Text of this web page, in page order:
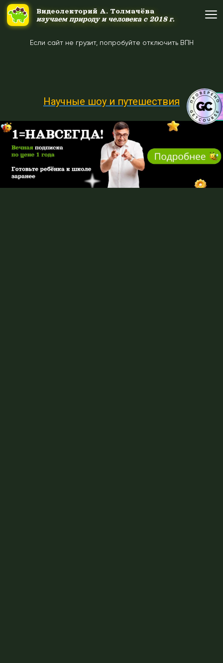
Ссылка на это место страницы:
Видеолекторий А. Толмачёва
изучаем природу и человека с 2018 г.
Выйти
Видеолекторий А. Толмачёва
изучаем природу и человека с 2018 г.
Войти
Если сайт не грузит, попробуйте отключить ВПН
Научные шоу и путешествия